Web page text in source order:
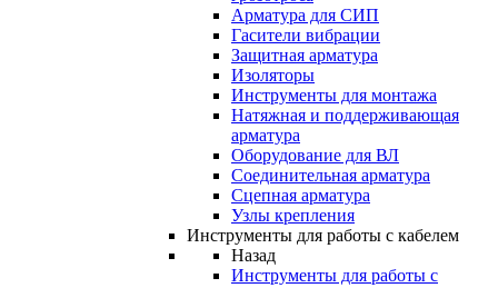
Арматура для СИП
Гасители вибрации
Защитная арматура
Изоляторы
Инструменты для монтажа
Натяжная и поддерживающая
арматура
Оборудование для ВЛ
Соединительная арматура
Сцепная арматура
Узлы крепления
Инструменты для работы с кабелем
Назад
Инструменты для работы с